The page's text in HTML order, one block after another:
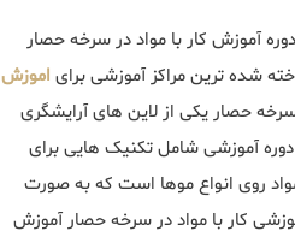
آموزش کار با مواد در سرخه حصار
شده ترین مراکز آموزشی برای اموزش
حصار یکی از لاین های آرایشگری
آموزشی شامل تکنیک هایی برای
روی انواع موها است که به صورت
کار با مواد در سرخه حصار آموزش